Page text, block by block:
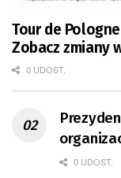
Tour de
Zobacz zmiany
0 UDOST.
0 UDOST.